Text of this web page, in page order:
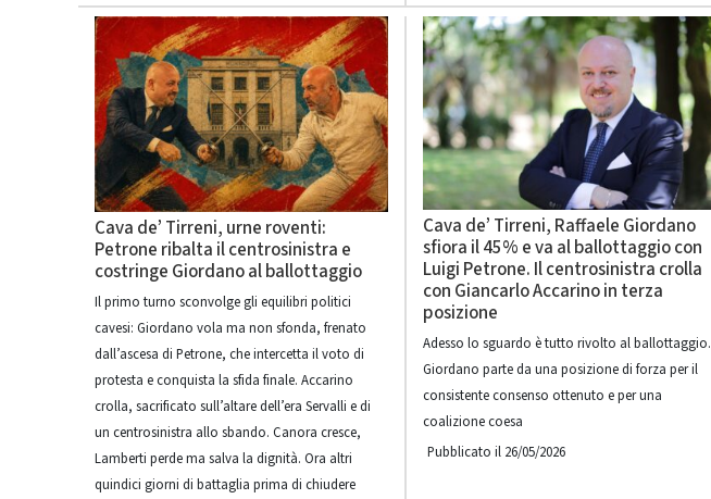
Cava de’ Tirreni, urne roventi:
Petrone ribalta il centrosinistra e
costringe Giordano al ballottaggio
Il primo turno sconvolge gli equilibri politici
cavesi: Giordano vola ma non sfonda, frenato
dall’ascesa di Petrone, che intercetta il voto di
protesta e conquista la sfida finale. Accarino
crolla, sacrificato sull’altare dell’era Servalli e di
un centrosinistra allo sbando. Canora cresce,
Lamberti perde ma salva la dignità. Ora altri
quindici giorni di battaglia prima di chiudere
Cava de’ Tirreni, Raffaele Giordano
sfiora il 45% e va al ballottaggio con
Luigi Petrone. Il centrosinistra crolla
con Giancarlo Accarino in terza
posizione
Adesso lo sguardo è tutto rivolto al ballottaggio.
Giordano parte da una posizione di forza per il
consistente consenso ottenuto e per una
coalizione coesa
Pubblicato il 26/05/2026